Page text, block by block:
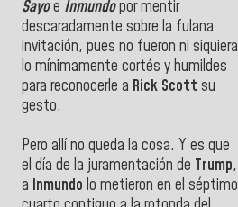
Sayoe Inmundopor mentir
descaradamente sobre la fulana
invitación, pues no fueron ni siquiera
lo mínimamente cortés y humildes
para reconocerle a Rick Scott su
gesto.
Pero allí no queda la cosa. Y es que
el día de la juramentación de Trump,
a Inmundo lo metieron en el séptimo